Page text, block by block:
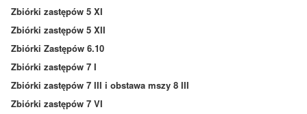
Zbiórki zastępów 5 XI
Zbiórki zastępów 5 XII
Zbiórki Zastępów 6.10
Zbiórki zastępów 7 I
Zbiórki zastępów 7 III i obstawa mszy 8 III
Zbiórki zastępów 7 VI